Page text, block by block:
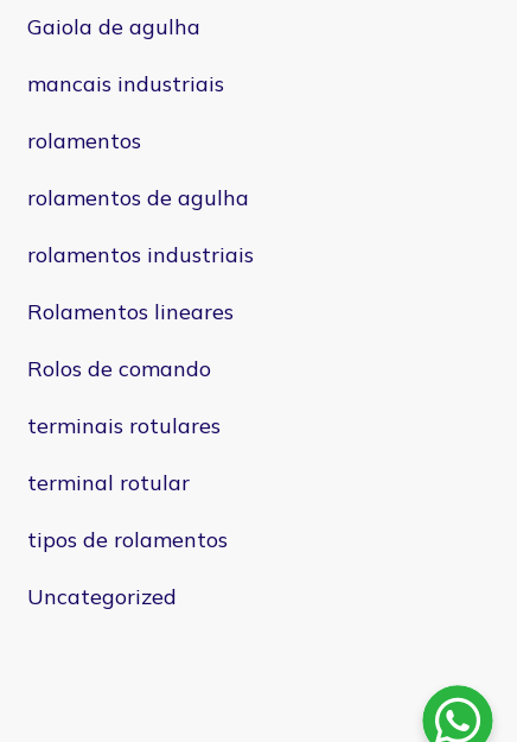
Gaiola de agulha
mancais industriais
rolamentos
rolamentos de agulha
rolamentos industriais
Rolamentos lineares
Rolos de comando
terminais rotulares
terminal rotular
tipos de rolamentos
Uncategorized